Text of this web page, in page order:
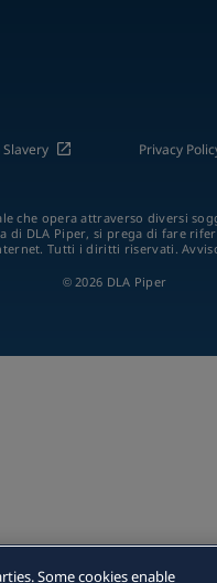
Privacy
che opera attraverso diversi
DLA Piper, si prega di fare
Tutti i diritti riservati.
© 2026 DLA Piper
Some cookies enable